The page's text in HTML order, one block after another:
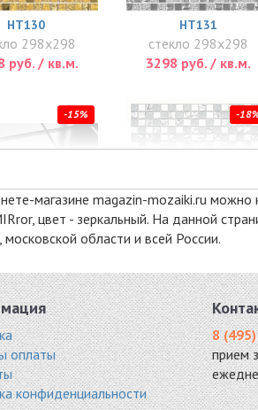
HT130
298x298
руб. / кв.м.
HT131
стекло 298x298
3298 руб. / кв.м.
-15%
310x310
руб. / кв.м.
-
стекло 300x300
5148 руб. / кв.м.
-15% -
магазине magazin-mozaiki.ru можно
цвет - зеркальный. На данной
области и всей России.
оплаты
конфиденциальности
8
прием